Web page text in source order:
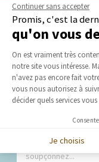
Nos
Quand et
Votre charpente
soupçonnez...
Continuer sans accepter
Promis, c'est la
qu'on vous
Plateforme
On est vraiment très
notre site vous intéresse.
n'avez pas encore fait
vous nous autorisez à
décider quels services
Je choisis